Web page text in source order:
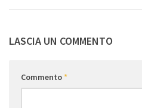
LASCIA UN COMMENTO
Commento*